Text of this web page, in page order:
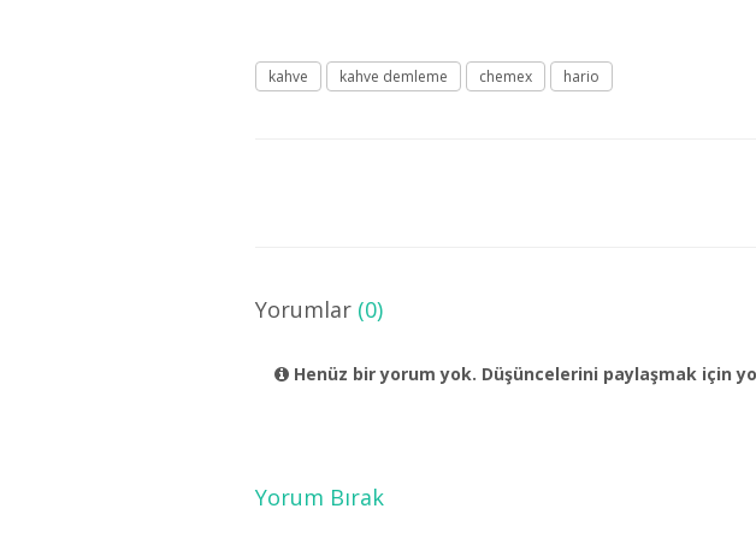
kahve kahve demleme chemex hario
Yorumlar (0)
Henüz bir yorum yok. Düşüncelerini paylaşmak için
Yorum Bırak